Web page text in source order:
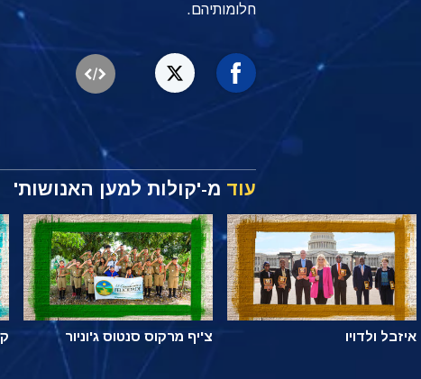
חלומותיהם.
עוד מ-'קולות למען האנושות'
איזבל ולדויו צ'יף מרקוס סנטוס ג'וניור